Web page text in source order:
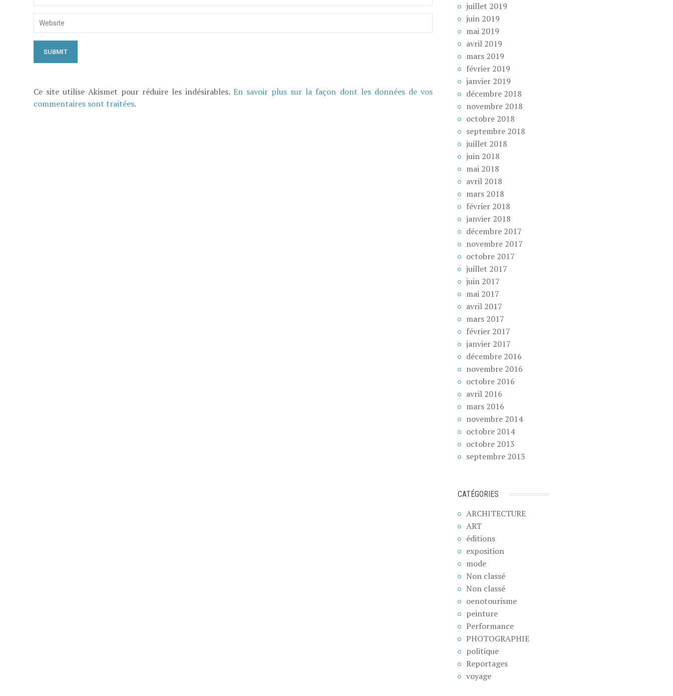
Ce site utilise Akismet pour réduire les indésirables.En savoir plus sur la façon dont les données de vos
commentaires sont traitées.
juillet 2019
juin 2019
mai 2019
avril 2019
mars 2019
février 2019
janvier 2019
décembre 2018
novembre 2018
octobre 2018
septembre 2018
juillet 2018
juin 2018
mai 2018
avril 2018
mars 2018
février 2018
janvier 2018
décembre 2017
novembre 2017
octobre 2017
juillet 2017
juin 2017
mai 2017
avril 2017
mars 2017
février 2017
janvier 2017
décembre 2016
novembre 2016
octobre 2016
avril 2016
mars 2016
novembre 2014
octobre 2014
octobre 2013
septembre 2013
CATÉGORIES
ARCHITECTURE
ART
éditions
exposition
mode
Non classé
Non classé
oenotourisme
peinture
Performance
PHOTOGRAPHIE
politique
Reportages
voyage